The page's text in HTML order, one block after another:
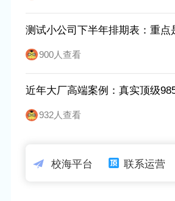
测试小公司下半年排期表：重点
习转正 二本为主
900人查看
近年大厂高端案例：真实顶级
是直接证据
932人查看
校海平台 联系运营